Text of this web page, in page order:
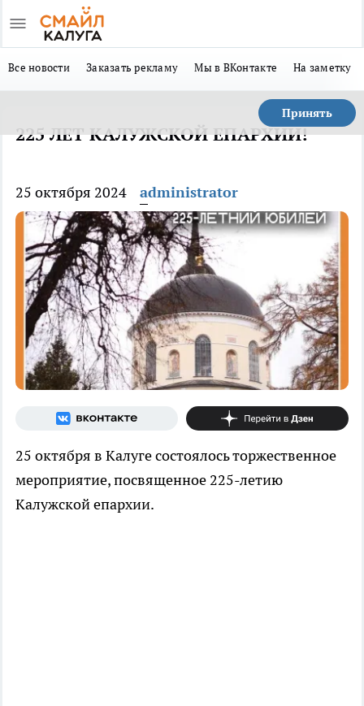
Все новости Заказать рекламу Мы в ВКонтакте На заметку
Принять
225 ЛЕТ КАЛУЖСКОЙ ЕПАРХИИ!
25 октября 2024 administrator
25 октября в Калуге состоялось торжественное
мероприятие, посвященное 225-летию
Калужской епархии.